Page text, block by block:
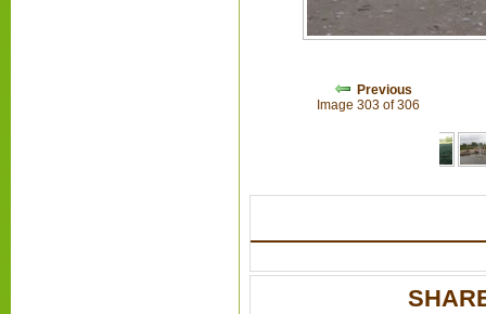
Previous
Image 303 of 306